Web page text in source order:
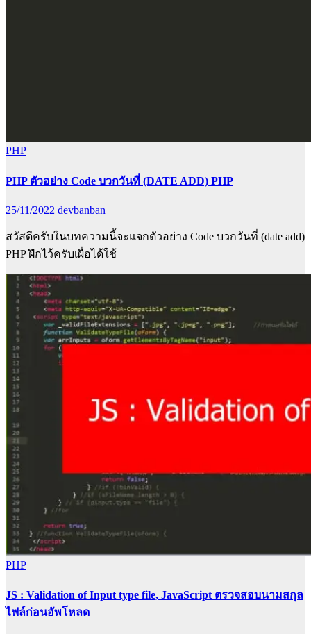
PHP
PHP ตัวอย่าง Code บวกวันที่ (DATE ADD) PHP
25/11/2022 devbanban
สวัสดีครับในบทความนี้จะแจกตัวอย่าง Code บวกวันที่ (date add)
PHP ฝึกไว้ครับเผื่อได้ใช้
PHP
JS : Validation of Input type file, JavaScript ตรวจสอบนามสกุล
ไฟล์ก่อนอัพโหลด